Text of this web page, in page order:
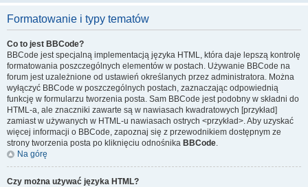
Formatowanie i typy tematów
Co to jest BBCode?
BBCode jest specjalną implementacją języka HTML, która daje lepszą kontrolę
formatowania poszczególnych elementów w postach. Używanie BBCode na
forum jest uzależnione od ustawień określanych przez administratora. Można
wyłączyć BBCode w poszczególnych postach, zaznaczając odpowiednią
funkcję w formularzu tworzenia posta. Sam BBCode jest podobny w składni do
HTML-a, ale znaczniki zawarte są w nawiasach kwadratowych [przykład]
zamiast w używanych w HTML-u nawiasach ostrych <przykład>. Aby uzyskać
więcej informacji o BBCode, zapoznaj się z przewodnikiem dostępnym ze
strony tworzenia posta po kliknięciu odnośnika BBCode.
Na górę
Czy można używać języka HTML?